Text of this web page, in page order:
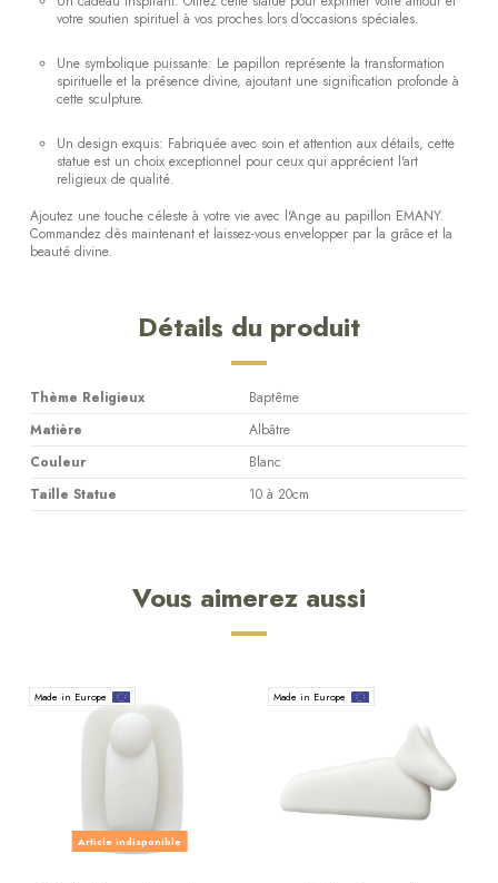
votre soutien spirituel à vos proches lors d'occasions spéciales.
Une symbolique puissante: Le papillon représente la transformation
spirituelle et la présence divine, ajoutant une signification profonde à
cette sculpture.
Un design exquis: Fabriquée avec soin et attention aux détails, cette
statue est un choix exceptionnel pour ceux qui apprécient l'art
religieux de qualité.
Ajoutez une touche céleste à votre vie avec l'Ange au papillon EMANY.
Commandez dès maintenant et laissez-vous envelopper par la grâce et la
beauté divine.
Détails du produit
Thème Religieux
Baptême
Matière
Albâtre
Couleur
Blanc
Taille Statue
10 à 20cm
Vous aimerez aussi
Made in Europe
Article indisponible
Made in Europe